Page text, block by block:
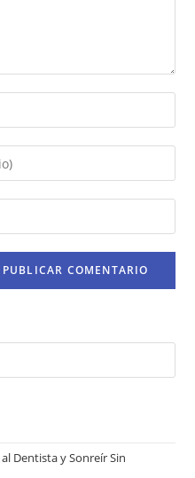
Dentista y Sonreír Sin